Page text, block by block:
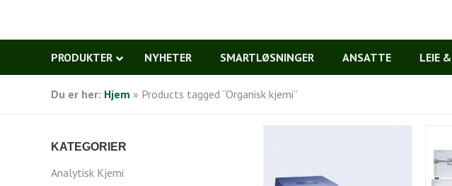
PRODUKTER NYHETER SMARTLØSNINGER ANSATTE LEIE
Du er her: Hjem » Products tagged “Organisk kjemi”
KATEGORIER
Analytisk Kjemi